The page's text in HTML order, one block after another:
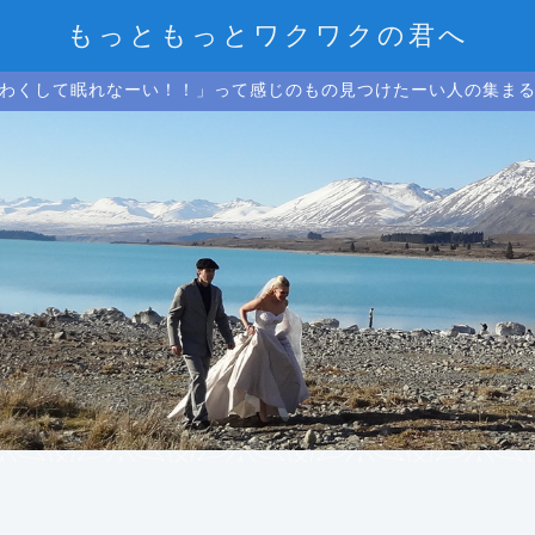
もっともっとワクワクの君へ
くして眠れなーい！！」って感じのもの見つけたーい人の集ま